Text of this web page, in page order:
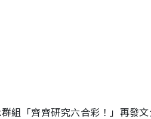
組「齊齊研究六合彩！」再發